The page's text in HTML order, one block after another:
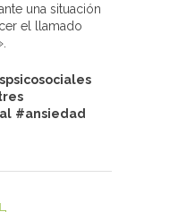
una situación
el llamado
#ansiedad